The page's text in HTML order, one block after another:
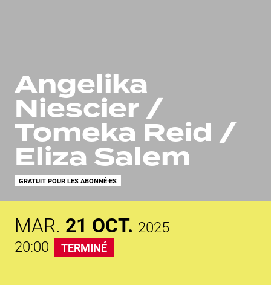
Angelika
Niescier /
Tomeka Reid /
Eliza Salem
GRATUIT POUR LES ABONNÉ·ES
MAR. 21 OCT. 2025
20:00
TERMINÉ